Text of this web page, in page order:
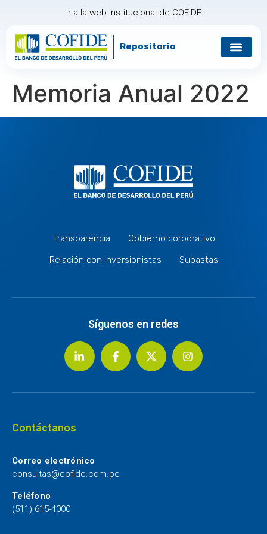
Ir a la web institucional de COFIDE
Repositorio
Memoria Anual 2022
Transparencia
Gobierno corporativo
Relación con inversionistas
Subastas
Síguenos en redes
Contáctanos
Correo electrónico
consultas@cofide.com.pe
Teléfono
(511) 615-4000